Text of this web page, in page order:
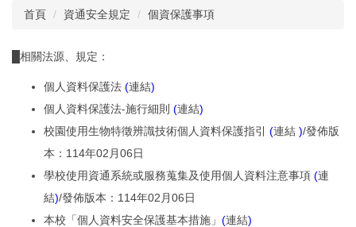
首頁 資通安全規定 個資保護事項
█相關法源、規定：
個人資料保護法 (連結)
個人資料保護法-施行細則 (連結)
校園使用生物特徵辨識技術個人資料保護指引 (連結 )/發佈版
本：114年02月06日
學校使用資通系統或服務蒐集及使用個人資料注意事項 (連
結)/發佈版本：114年02月06日
本校「個人資料安全保護基本措施」 (連結)